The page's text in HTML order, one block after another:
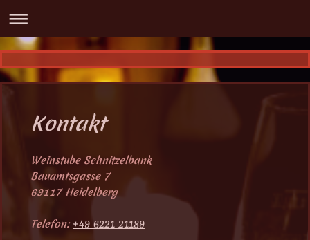
Kontakt
Weinstube Schnitzelbank
Bauamtsgasse 7
69117 Heidelberg
Telefon: +49 6221 21189